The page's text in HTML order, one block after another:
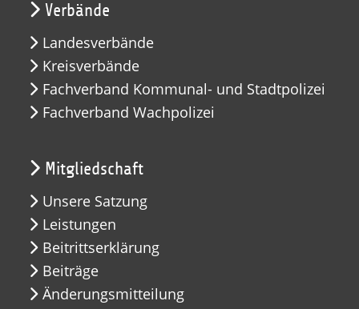
Verbände
Landesverbände
Kreisverbände
Fachverband Kommunal- und Stadtpolizei
Fachverband Wachpolizei
Mitgliedschaft
Unsere Satzung
Leistungen
Beitrittserklärung
Beiträge
Änderungsmitteilung